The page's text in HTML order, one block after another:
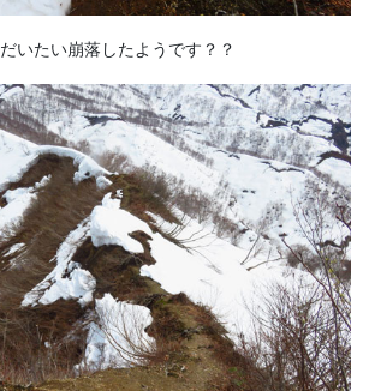
いたい崩落したようです？？